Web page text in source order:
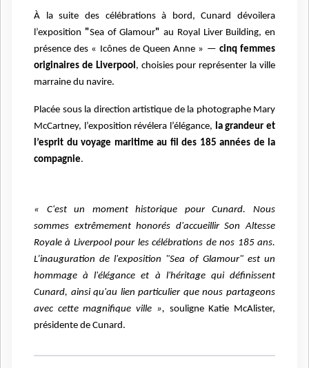
À la suite des célébrations à bord, Cunard dévoilera
l’exposition "Sea of Glamour" au Royal Liver Building, en
présence des « Icônes de Queen Anne » — cinq femmes
originaires de Liverpool, choisies pour représenter la ville
marraine du navire.
Placée sous la direction artistique de la photographe Mary
McCartney, l’exposition révélera l’élégance, la grandeur et
l’esprit du voyage maritime au fil des 185 années de la
compagnie.
« C'est un moment historique pour Cunard. Nous
sommes extrêmement honorés d'accueillir Son Altesse
Royale à Liverpool pour les célébrations de nos 185 ans.
L’inauguration de l'exposition "Sea of Glamour" est un
hommage à l'élégance et à l'héritage qui définissent
Cunard, ainsi qu'au lien particulier que nous partageons
avec cette magnifique ville », souligne Katie McAlister,
présidente de Cunard.